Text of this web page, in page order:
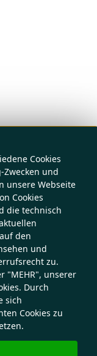
Cookies
Zwecken und
unsere Webseite
Cookies
die technisch
den
und
zu.
"MEHR", unserer
Durch
sich
Cookies zu